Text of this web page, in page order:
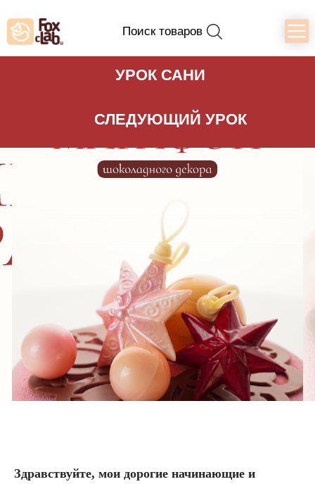
Поиск товаров
УРОК САНИ
Здравствуйте, мои дорогие начинающие и